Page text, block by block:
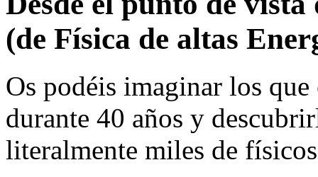
(de Física de altas
Os podéis imaginar los
durante 40 años y
literalmente miles de